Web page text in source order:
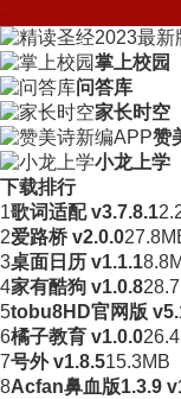
掌上校园
问答库
家长时空
赞
小龙上学
下载排行
1歌词适配 v3.7.8.1
2爱路桥 v2.0.0
3桌面日历 v1.1.1
4家有酷狗 v1.0.8
5tobu8HD官网版
6橘子教育 v1.0.0
7号外 v1.8.515.3MB
8Acfan鼻血版1.3.9